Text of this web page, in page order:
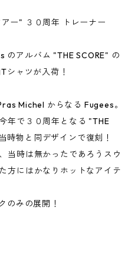
ー" ３０周年 トレーナー
のアルバム "THE SCORE" の
シャツが入荷！
Michel からなる Fugees。
年で３０周年となる "THE
時物と同デザインで復刻！
当時は無かったであろうスウ
方にはかなりホットなアイテ
のみの展開！